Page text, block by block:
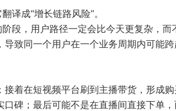
译成“增长链路风险”。
段，用户路径一定会比今天更复杂，
致同一个用户在一个业务周期内可能
着在短视频平台刷到主播带货，形成
碑；最后可能不是在直播间直接下单